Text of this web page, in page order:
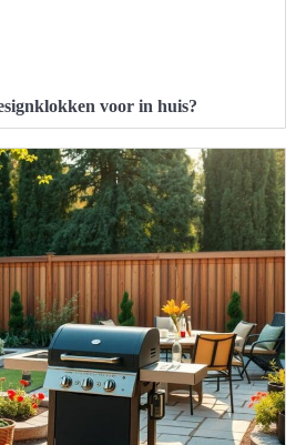
voor in huis?